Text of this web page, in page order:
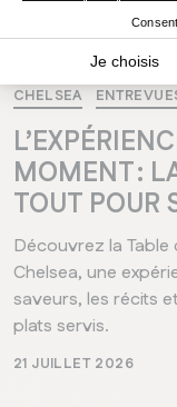
CHELSEA
MOMENT :
TOUT POUR
Découvrez la Table
Chelsea, une
saveurs, les récits
plats servis.
21 JUILLET 2026